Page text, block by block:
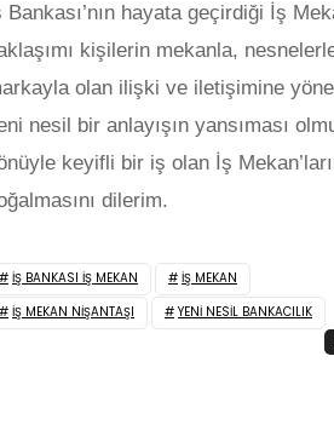
Bankası’nın hayata geçirdiği İş
kişilerin mekanla,
olan ilişki ve iletişimine
nesil bir anlayışın yansıması
keyifli bir iş olan İş
dilerim.
İŞ BANKASI İŞ MEKAN
İŞ MEKAN
İŞ MEKAN NIŞANTAŞI
YENI NESIL BANKACILIK